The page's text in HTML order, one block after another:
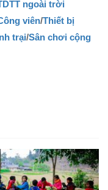
ngoài trời
viên/Thiết bị
trại/Sân chơi cộng